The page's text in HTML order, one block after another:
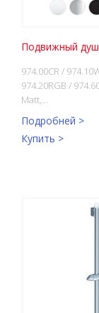
Подвижный
974.00CR /
974.20RGB /
Matt,…
Подробней >
Купить >